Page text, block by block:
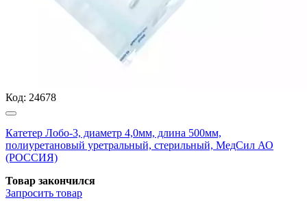
Код: 24678
Катетер Лобо-3, диаметр 4,0мм, длина 500мм,
полиуретановый уретральный, стерильный, МедСил АО
(РОССИЯ)
Товар закончился
Запросить товар